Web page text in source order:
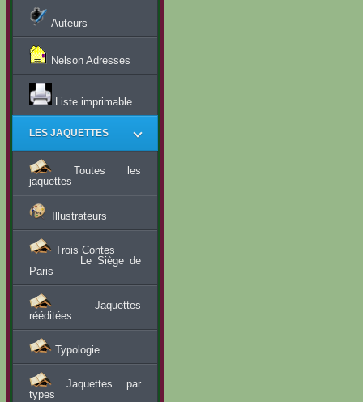
Auteurs
Nelson Adresses
Liste imprimable
LES JAQUETTES
Toutes les
jaquettes
Illustrateurs
Trois Contes
Le Siège de
Paris
Jaquettes
rééditées
Typologie
Jaquettes par
types